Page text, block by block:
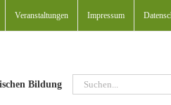
Veranstaltungen Impressum
Bildung
Suche
nach: